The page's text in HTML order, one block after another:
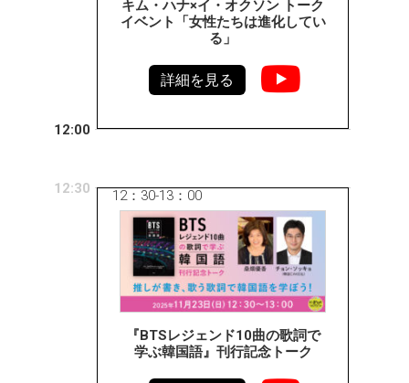
キム・ハナ×イ・オクソン トーク
イベント「女性たちは進化してい
る」
詳細を見る
12:00
12:30 12：30-13：00
『BTSレジェンド10曲の歌詞で
学ぶ韓国語』刊行記念トーク